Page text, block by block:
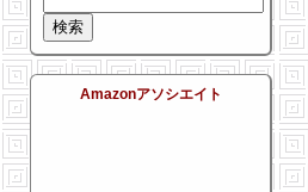
Amazonアソシエイト